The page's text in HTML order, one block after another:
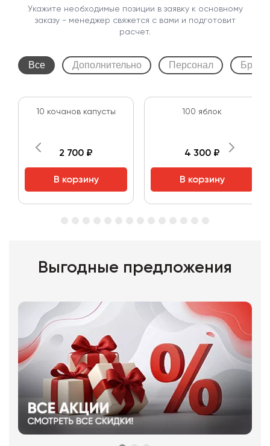
Укажите необходимые позиции в заявку к основному
заказу - менеджер свяжется с вами и подготовит
расчет.
Все Дополнительно Персонал
10 кочанов капусты
2 700 ₽
В корзину
100 яблок
4 300 ₽
В корзину
Выгодные предложения